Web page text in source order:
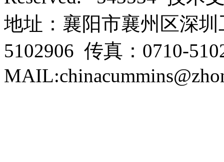
地址：襄阳市襄州区深
5102906 传真：0710-